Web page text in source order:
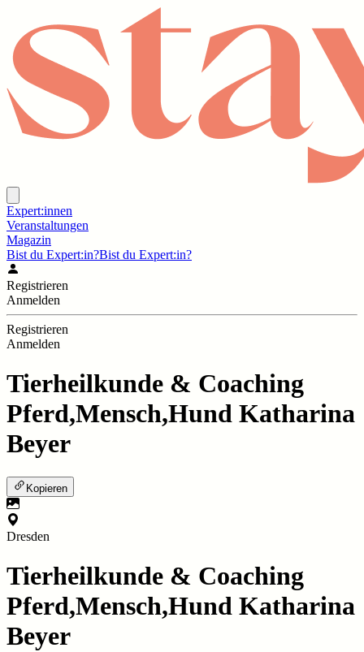
Expert:innen
Veranstaltungen
Magazin
Bist du Expert:in?Bist du Expert:in?
Registrieren
Anmelden
Registrieren
Anmelden
Tierheilkunde & Coaching
Pferd,Mensch,Hund Katharina
Beyer
Kopieren
Dresden
Tierheilkunde & Coaching
Pferd,Mensch,Hund Katharina
Beyer